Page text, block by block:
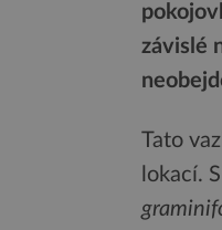
závislé
Tato
lokací.